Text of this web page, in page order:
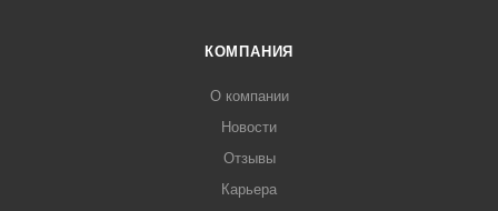
КОМПАНИЯ
О компании
Новости
Отзывы
Карьера